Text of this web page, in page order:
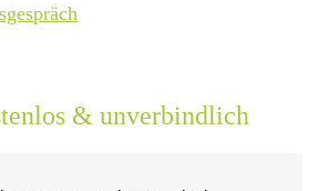
& unverbindlich